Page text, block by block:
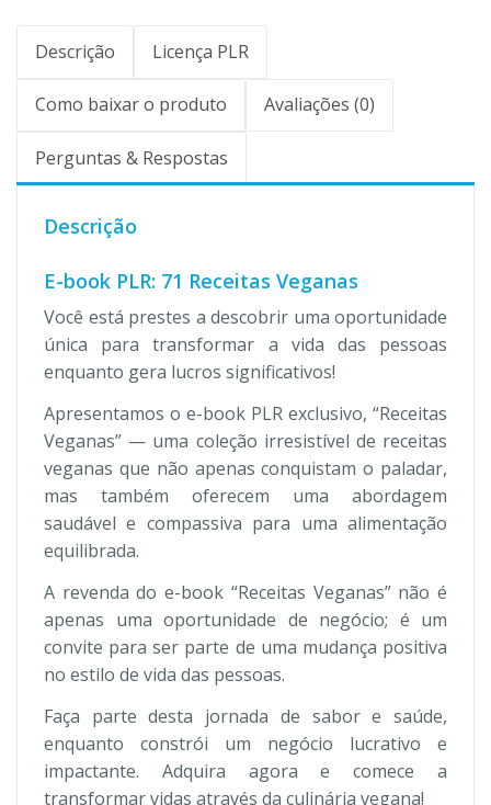
Descrição Licença PLR
Como baixar o produto Avaliações (0)
Perguntas & Respostas
Descrição
E-book PLR: 71 Receitas Veganas
Você está prestes a descobrir uma oportunidade
única para transformar a vida das pessoas
enquanto gera lucros significativos!
Apresentamos o e-book PLR exclusivo, “Receitas
Veganas” — uma coleção irresistível de receitas
veganas que não apenas conquistam o paladar,
mas também oferecem uma abordagem
saudável e compassiva para uma alimentação
equilibrada.
A revenda do e-book “Receitas Veganas” não é
apenas uma oportunidade de negócio; é um
convite para ser parte de uma mudança positiva
no estilo de vida das pessoas.
Faça parte desta jornada de sabor e saúde,
enquanto constrói um negócio lucrativo e
impactante. Adquira agora e comece a
transformar vidas através da culinária vegana!